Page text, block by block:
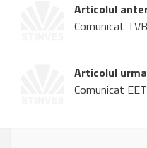
Articolul
Comunicat
Articolul
Comunicat